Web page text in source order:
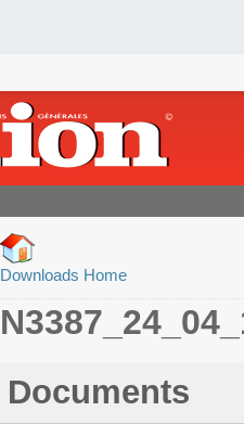
Downloads Home
Documents